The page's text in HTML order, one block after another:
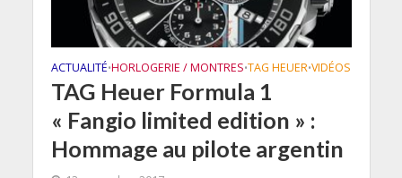
ACTUALITÉ•HORLOGERIE / MONTRES•TAG HEUER•VIDÉOS
TAG Heuer Formula 1
« Fangio limited edition » :
Hommage au pilote argentin